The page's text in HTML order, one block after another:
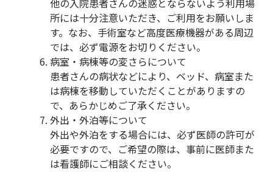
他の入院患者さんの迷惑とならないよう利用場
所には十分注意いただき、ご利用をお願いしま
す。なお、手術室など高度医療機器がある周辺
では、必ず電源をお切りください。
病室・病棟等の変さらについて
患者さんの病状などにより、ベッド、病室また
は病棟を移動していただくことがありますの
で、あらかじめご了承ください。
外出・外泊等について
外出や外泊をする場合には、必ず医師の許可が
必要ですので、ご希望の際は、事前に医師また
は看護師にご相談ください。